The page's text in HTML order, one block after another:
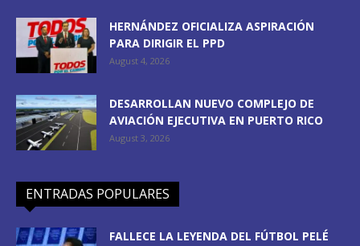
HERNÁNDEZ OFICIALIZA ASPIRACIÓN
PARA DIRIGIR EL PPD
August 4, 2026
DESARROLLAN NUEVO COMPLEJO DE
AVIACIÓN EJECUTIVA EN PUERTO RICO
August 3, 2026
ENTRADAS POPULARES
FALLECE LA LEYENDA DEL FÚTBOL PELÉ